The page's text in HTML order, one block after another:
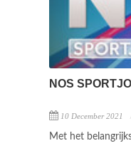
NOS
10 December 2021
Met het